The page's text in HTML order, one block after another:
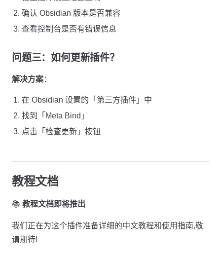
确认 Obsidian 版本是否兼容
查看控制台是否有错误信息
问题三：如何更新插件？
解决方案：
在 Obsidian 设置的「第三方插件」中
找到「Meta Bind」
点击「检查更新」按钮
教程文档
📚 教程文档即将推出
我们正在为这个插件准备详细的中文教程和使用指南,敬
请期待!